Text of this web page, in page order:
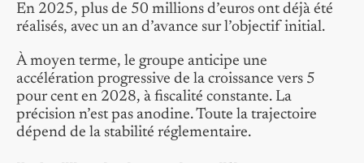
En 2025, plus de 50 millions d’euros ont déjà été
réalisés, avec un an d’avance sur l’objectif initial.
À moyen terme, le groupe anticipe une
accélération progressive de la croissance vers 5
pour cent en 2028, à fiscalité constante. La
précision n’est pas anodine. Toute la trajectoire
dépend de la stabilité réglementaire.